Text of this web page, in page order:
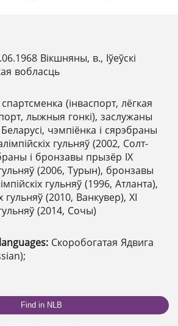
Вікшняны, в., Іўеўскі
вобласць
спартсменка (інваспорт, лёгкая
лыжныя гонкі), заслужаны
чэмпіёнка і сярэбраны
гульняў (2002, Солт-
і бронзавы прызёр IX
(2006, Турын), бронзавы
гульняў (1996, Атланта),
гульняў (2010, Ванкувер), XI
(2014, Сочы)
Скоробогатая Ядвига
Find in NLB